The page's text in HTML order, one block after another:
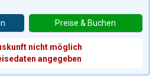
nicht möglich
angegeben
Preise & Buchen